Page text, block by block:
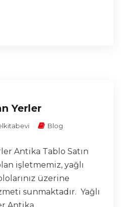
Yerler
Blog
Antika Tablo Satın
işletmemiz, yağlı
üzerine
sunmaktadır. Yağlı
Antika...